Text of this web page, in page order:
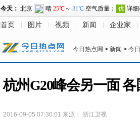
首页 图片 视频 新闻 企业家
今日热点网 > 新闻 > 今
杭州G20峰会另一面
2016-09-05 07:30:01 来源： 浙江卫视